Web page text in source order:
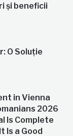
și beneficii
O Soluție
in Vienna
2026
Is Complete
Is a Good